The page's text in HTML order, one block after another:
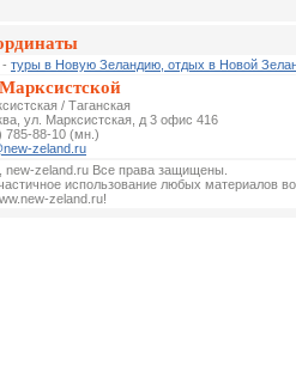
- туры в Новую Зеландию, отдых в Новой
/ Таганская
ул. Марксистская, д 3 офис 416
785-88-10 (мн.)
zeland.ru
new-zeland.ru Все права защищены.
использование любых материалов
zeland.ru!